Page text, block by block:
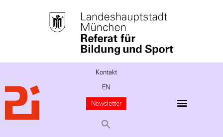
Kontakt
EN
Newsletter